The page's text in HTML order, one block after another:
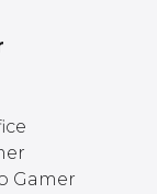
Gamer